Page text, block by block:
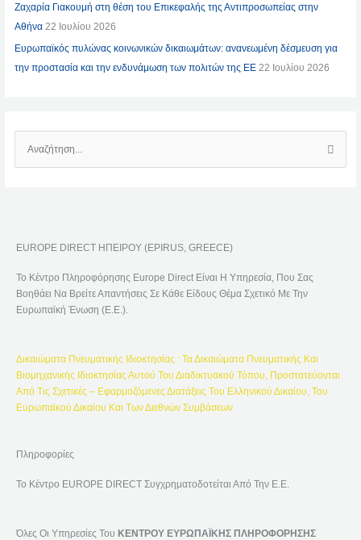
Ζαχαρία Γιακουμή στη θέση του Επικεφαλής της Αντιπροσωπείας στην
Αθήνα 22 Ιουλίου 2026
Ευρωπαϊκός πυλώνας κοινωνικών δικαιωμάτων: ανανεωμένη δέσμευση για
την προστασία και την ενδυνάμωση των πολιτών της ΕΕ 22 Ιουλίου 2026
Ν
Τ
Σ
Η
Α
EUROPE DIRECT ΗΠΕΙΡΟΥ (EPIRUS, GREECE)
Το Κέντρο Πληροφόρησης Europe Direct Είναι Η Υπηρεσία, Που Σας
Βοηθάει Να Βρείτε Απαντήσεις Σε Κάθε Είδους Θέμα Σχετικό Με Την
Ευρωπαϊκή Ένωση (Ε.Ε.).
Δικαιώματα Πνευματικής Ιδιοκτησίας : Τα Δικαιώματα Πνευματικής Και
Βιομηχανικής Ιδιοκτησίας Αυτού Του Διαδικτυακού Τόπου, Προστατεύονται
Από Τις Σχετικές – Εφαρμοζόμενες Διατάξεις Του Ελληνικού Δικαίου, Του
Ευρωπαϊκού Δικαίου Και Των Διεθνών Συμβάσεων
Πληροφορίες
Το Κέντρο EUROPE DIRECT Συγχρηματοδοτείται Από Την Ε.Ε.
Όλες Οι Υπηρεσίες Του ΚΕΝΤΡΟΥ ΕΥΡΩΠΑΪΚΗΣ ΠΛΗΡΟΦΟΡΗΣΗΣ